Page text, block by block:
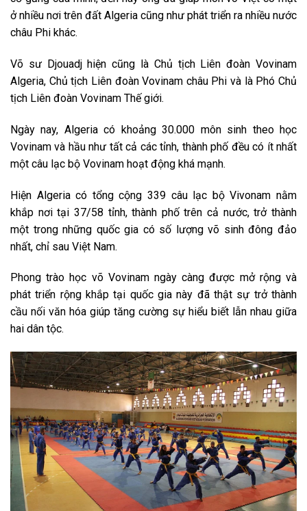
ở nhiều nơi trên đất Algeria cũng như phát triển ra nhiều nước
châu Phi khác.
Võ sư Djouadj hiện cũng là Chủ tịch Liên đoàn Vovinam
Algeria, Chủ tịch Liên đoàn Vovinam châu Phi và là Phó Chủ
tịch Liên đoàn Vovinam Thế giới.
Ngày nay, Algeria có khoảng 30.000 môn sinh theo học
Vovinam và hầu như tất cả các tỉnh, thành phố đều có ít nhất
một câu lạc bộ Vovinam hoạt động khá mạnh.
Hiện Algeria có tổng cộng 339 câu lạc bộ Vivonam nằm
khắp nơi tại 37/58 tỉnh, thành phố trên cả nước, trở thành
một trong những quốc gia có số lượng võ sinh đông đảo
nhất, chỉ sau Việt Nam.
Phong trào học võ Vovinam ngày càng được mở rộng và
phát triển rộng khắp tại quốc gia này đã thật sự trở thành
cầu nối văn hóa giúp tăng cường sự hiểu biết lẫn nhau giữa
hai dân tộc.